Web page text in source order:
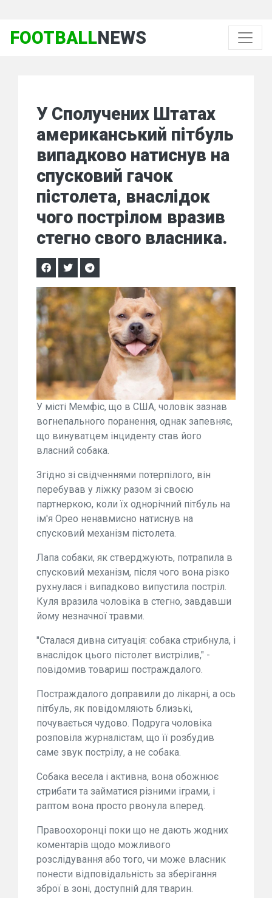
FOOTBALLNEWS
У Сполучених Штатах
американський пітбуль
випадково натиснув на
спусковий гачок
пістолета, внаслідок
чого пострілом вразив
стегно свого власника.
У місті Мемфіс, що в США, чоловік зазнав
вогнепального поранення, однак запевняє,
що винуватцем інциденту став його
власний собака.
Згідно зі свідченнями потерпілого, він
перебував у ліжку разом зі своєю
партнеркою, коли їх однорічний пітбуль на
ім'я Орео ненавмисно натиснув на
спусковий механізм пістолета.
Лапа собаки, як стверджують, потрапила в
спусковий механізм, після чого вона різко
рухнулася і випадково випустила постріл.
Куля вразила чоловіка в стегно, завдавши
йому незначної травми.
"Сталася дивна ситуація: собака стрибнула, і
внаслідок цього пістолет вистрілив," -
повідомив товариш постраждалого.
Постраждалого доправили до лікарні, а ось
пітбуль, як повідомляють близькі,
почувається чудово. Подруга чоловіка
розповіла журналістам, що її розбудив
саме звук пострілу, а не собака.
Собака весела і активна, вона обожнює
стрибати та займатися різними іграми, і
раптом вона просто рвонула вперед.
Правоохоронці поки що не дають жодних
коментарів щодо можливого
розслідування або того, чи може власник
понести відповідальність за зберігання
зброї в зоні, доступній для тварин.